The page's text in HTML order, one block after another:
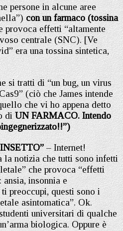
persone in alcune aree
con un farmaco (tossina
provoca effetti “altamente
centrale (SNC). [Ve
era una tossina sintetica,
si tratti di “un bug, un virus
(ciò che James intende
che vi ho appena detto
diUN FARMACO. Intendo
– Internet!
notizia che tutti sono infetti
che provoca “effetti
insonnia e
preoccupi, questi sono i
asintomatica”. Ok.
universitari di qualche
biologica. Oppure è